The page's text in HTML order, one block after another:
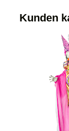
Kunden